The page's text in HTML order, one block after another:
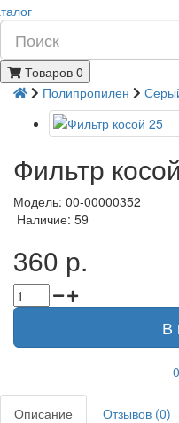
Товаров 0
Полипропилен
Фильтр
Модель: 00-00000352
Наличие: 59
360 р.
В
Описание Отзывов (0)